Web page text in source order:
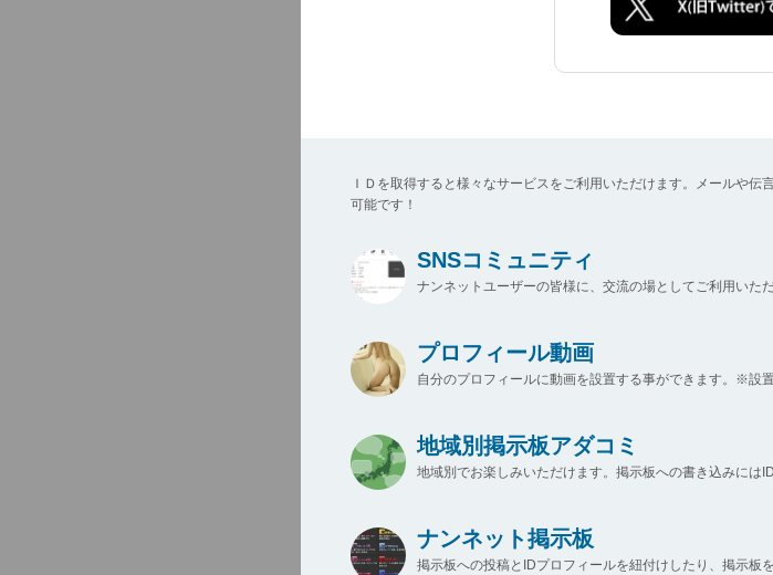
ＩＤを取得すると様々なサービスをご利用いただけます。メールや
可能です！
SNSコミュニティ
ナンネットユーザーの皆様に、交流の場としてご利用いた
プロフィール動画
自分のプロフィールに動画を設置する事ができます。※設
地域別掲示板アダコミ
地域別でお楽しみいただけます。掲示板への書き込みには
ナンネット掲示板
掲示板への投稿とIDプロフィールを紐付けしたり、掲示板